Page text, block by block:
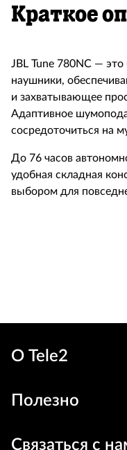
Краткое
JBL Tune 780NC —
наушники,
и захватывающее
Адаптивное
сосредоточиться на
До 76 часов
удобная складная
выбором для
О Tele2
Полезно
Связаться с